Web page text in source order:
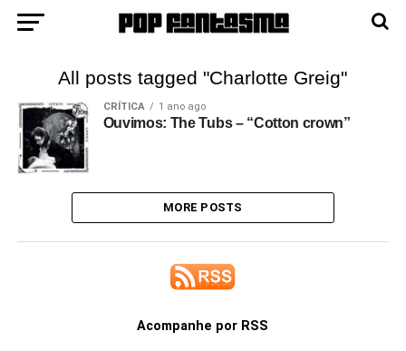
All posts tagged "Charlotte Greig"
CRÍTICA 1 ano ago
Ouvimos: The Tubs – “Cotton crown”
MORE POSTS
Acompanhe por RSS